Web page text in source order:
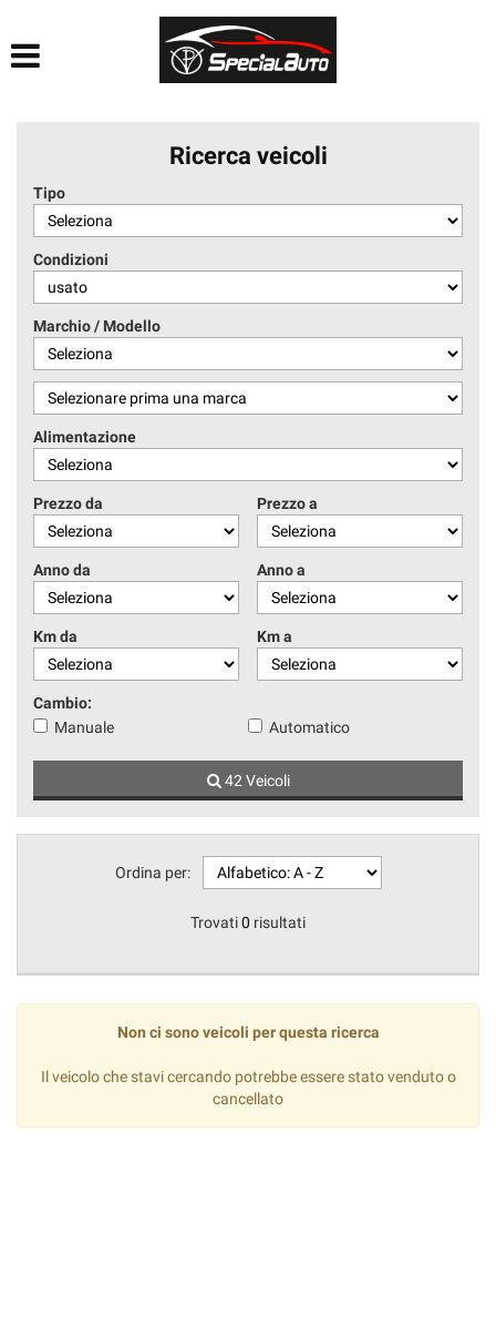
FINANZIAMENTI
PRATICHE AUTO
CONTATTI
Ricerca veicoli
Tipo
Condizioni
Marchio / Modello
Alimentazione
Prezzo da Prezzo a
Anno da Anno a
Km da Km a
Cambio:
Manuale
Automatico
42 Veicoli
Ordina per:
Trovati0 risultati
Non ci sono veicoli per questa ricerca
Il veicolo che stavi cercando potrebbe essere stato venduto o
cancellato